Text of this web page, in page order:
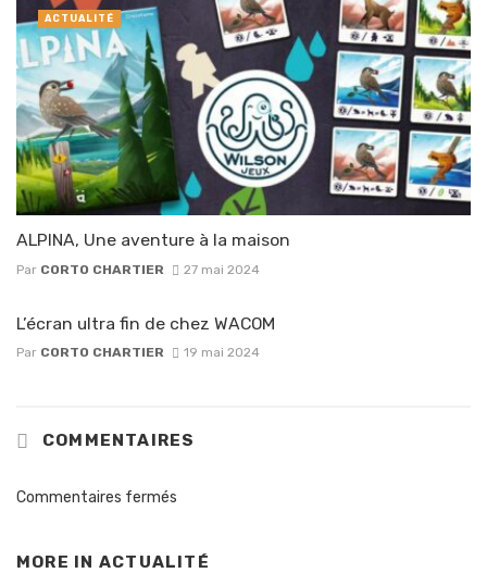
ALPINA, Une aventure à la maison
Par CORTO CHARTIER 27 mai 2024
ACTUALITÉ
L’écran ultra fin de chez WACOM
Par CORTO CHARTIER 19 mai 2024
COMMENTAIRES
Commentaires fermés
MORE IN ACTUALITÉ